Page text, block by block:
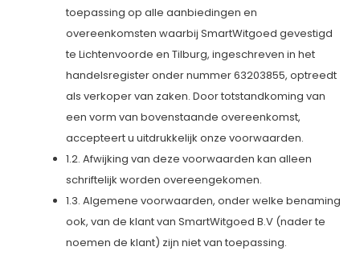
toepassing op alle aanbiedingen en
overeenkomsten waarbij SmartWitgoed gevestigd
te Lichtenvoorde en Tilburg, ingeschreven in het
handelsregister onder nummer 63203855, optreedt
als verkoper van zaken. Door totstandkoming van
een vorm van bovenstaande overeenkomst,
accepteert u uitdrukkelijk onze voorwaarden.
1.2. Afwijking van deze voorwaarden kan alleen
schriftelijk worden overeengekomen.
1.3. Algemene voorwaarden, onder welke benaming
ook, van de klant van SmartWitgoed B.V (nader te
noemen de klant) zijn niet van toepassing.